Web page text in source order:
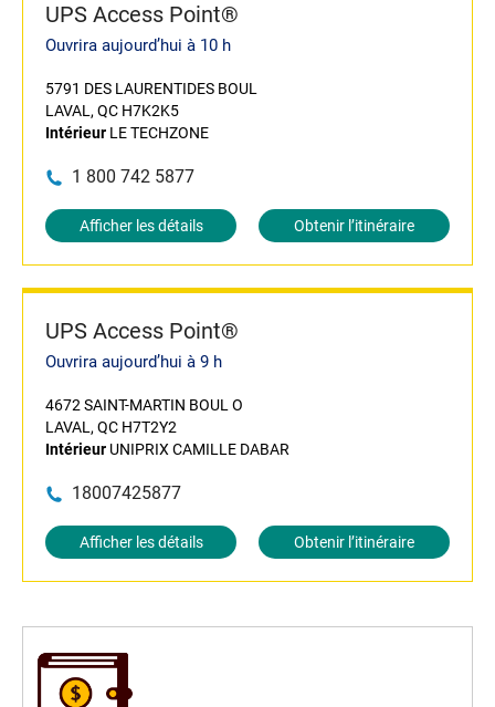
UPS Access Point®
Ouvrira aujourd’hui à 10 h
5791 DES LAURENTIDES BOUL
LAVAL, QC H7K2K5
Intérieur LE TECHZONE
1 800 742 5877
Afficher les détails Obtenir l’itinéraire
UPS Access Point®
Ouvrira aujourd’hui à 9 h
4672 SAINT-MARTIN BOUL O
LAVAL, QC H7T2Y2
Intérieur UNIPRIX CAMILLE DABAR
18007425877
Afficher les détails Obtenir l’itinéraire